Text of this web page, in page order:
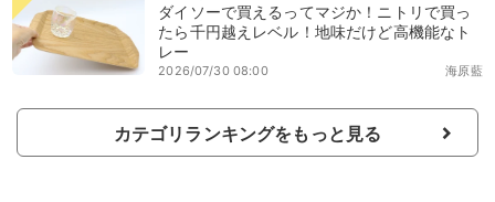
ダイソーで買えるってマジか！ニトリで買っ
たら千円越えレベル！地味だけど高機能なト
レー
海原藍
2026/07/30 08:00
カテゴリランキングをもっと見る